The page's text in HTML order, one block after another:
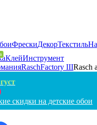
ФрескиДекорТекстиль
КлейИнструмент
RaschFactory IIIRasch
скидки на детские обои